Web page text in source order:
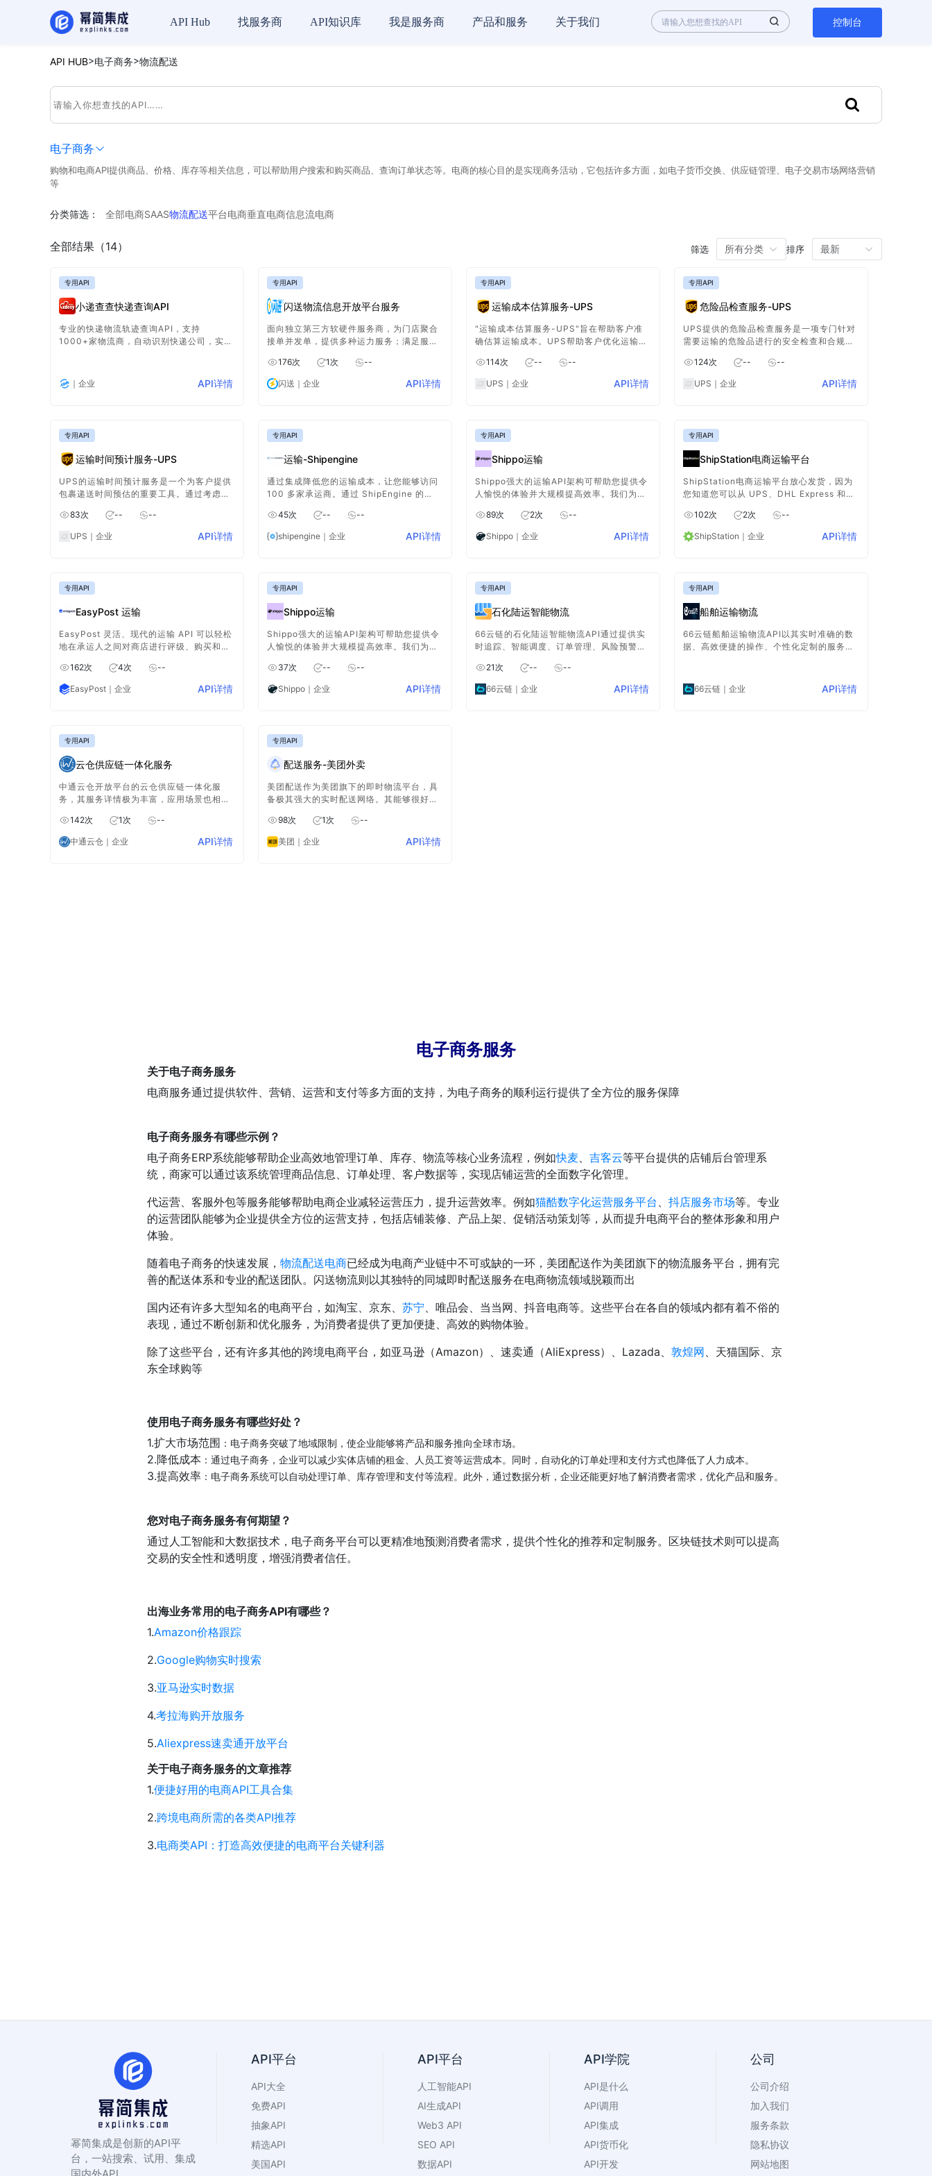
API Hub 找服务商 API知识库 我是服务商 产品和服务 关于我们 控制台
API HUB>电子商务>物流配送
电子商务
购物和电商API提供商品、价格、库存等相关信息，可以帮助用户搜索和购买商品、查询订单状态等。电商的核心目的是实现商务活动，它包括许多方面，如电子货币交换、供应链管理、电子交易市场网络营销
等
分类筛选： 全部电商SAAS物流配送平台电商垂直电商信息流电商
全部结果（14） 筛选 所有分类 排序 最新
专用API
小递查查快递查询API
专业的快递物流轨迹查询API，支持
1000+家物流商，自动识别快递公司，实时
｜企业
API详情
专用API
闪送物流信息开放平台服务
面向独立第三方软硬件服务商，为门店聚合
接单并发单，提供多种运力服务；满足服务
176次 1 次 --
闪送 ｜企业 API详情
专用API
运输成本估算服务-UPS
"运输成本估算服务-UPS"旨在帮助客户准
确估算运输成本。UPS帮助客户优化运输成
户满意度。客户可以通过访问UPS官方网站
或使用UPS提供的API工具来获取运输成本
114次 -- --
UPS ｜企业 API详情
专用API
危险品检查服务-UPS
UPS提供的危险品检查服务是一项专门针对
需要运输的危险品进行的安全检查和合规性
品的运输既安全又合规，同时也为客户提供
了便捷的运输解决方案。
124次 -- --
UPS ｜企业 API详情
专用API
运输时间预计服务-UPS
UPS的运输时间预计服务是一个为客户提供
包裹递送时间预估的重要工具。通过考虑包
择的运输服务类型，为客户提供了一个预计
的交货时间窗口。客户可以更好地规划他们
的物流需求，确保及时交货。
83次 -- --
UPS ｜企业 API详情
专用API
运输-Shipengine
通过集成降低您的运输成本，让您能够访问
100 多家承运商。通过 ShipEngine 的
务，包括但不限于包裹运输、快递服务、国
际运输、多承运人服务选择、跟踪和支付处
理等。
45次 -- --
shipengine ｜企业 API详情
专用API
Shippo运输
Shippo强大的运输API架构可帮助您提供令
人愉悦的体验并大规模提高效率。我们为您
89次 2次 --
Shippo ｜企业 API详情
专用API
ShipStation电商运输平台
ShipStation电商运输平台放心发货，因为
您知道您可以从 UPS、DHL Express 和
扣。超过 130,000 家商家使用
ShipStation 节省更多资金、打印速度更
快、运输时间更少。
102次 2次 --
ShipStation ｜企业 API详情
专用API
EasyPost 运输
EasyPost 灵活、现代的运输 API 可以轻松
地在承运人之间对商店进行评级、购买和打
保。简化您的运输操作，让购物者满意。
162次 4次 --
EasyPost ｜企业 API详情
专用API
Shippo运输
Shippo强大的运输API架构可帮助您提供令
人愉悦的体验并大规模提高效率。我们为您
37次 -- --
Shippo ｜企业 API详情
专用API
石化陆运智能物流
66云链的石化陆运智能物流API通过提供实
时追踪、智能调度、订单管理、风险预警等
面、高效的支持。通过使用该API，用户可
以实现对运输过程的全面掌控和优化，提升
运输效率和质量。
21 次 -- --
66云链 ｜企业 API详情
专用API
船舶运输物流
66云链船舶运输物流API以其实时准确的数
据、高效便捷的操作、个性化定制的服务以
障。66云链 ｜企业 API详情
专用API
云仓供应链一体化服务
中通云仓开放平台的云仓供应链一体化服
务，其服务详情极为丰富，应用场景也相当
应链管理等方面，能为用户提供全面且高效
的一体化解决方案，助力各行业实现更好的
运营与发展。
142次 1 次 --
中通云仓 ｜企业 API详情
专用API
配送服务-美团外卖
美团配送作为美团旗下的即时物流平台，具
备极其强大的实时配送网络。其能够很好地
求，通过该配送服务，可实现高效便捷的物
流配送相关操作，带来优质的服务体验。
98次 1 次 --
美团 ｜企业 API详情
电子商务服务
关于电子商务服务
电商服务通过提供软件、营销、运营和支付等多方面的支持，为电子商务的顺利运行提供了全方位的服务保障
电子商务服务有哪些示例？
电子商务ERP系统能够帮助企业高效地管理订单、库存、物流等核心业务流程，例如快麦、 吉客云等平台提供的店铺后台管理系
统，商家可以通过该系统管理商品信息、订单处理、客户数据等，实现店铺运营的全面数字化管理。
代运营、客服外包等服务能够帮助电商企业减轻运营压力，提升运营效率。例如猫酷数字化运营服务平台 、 抖店服务市场等。 专业
的运营团队能够为企业提供全方位的运营支持，包括店铺装修、产品上架、促销活动策划等，从而提升电商平台的整体形象和用户
体验。
随着电子商务的快速发展， 物流配送电商已经成为电商产业链中不可或缺的一环，美团配送作为美团旗下的物流服务平台，拥有完
善的配送体系和专业的配送团队。闪送物流则以其独特的同城即时配送服务在电商物流领域脱颖而出
国内还有许多大型知名的电商平台，如淘宝、京东、 苏宁、唯品会、当当网、抖音电商等。这些平台在各自的领域内都有着不俗的
表现，通过不断创新和优化服务，为消费者提供了更加便捷、高效的购物体验。
除了这些平台，还有许多其他的跨境电商平台，如亚马逊（Amazon）、速卖通（AliExpress）、Lazada、 敦煌网、天猫国际、京
东全球购等
使用电子商务服务有哪些好处？
1.扩大市场范围 ：电子商务突破了地域限制，使企业能够将产品和服务推向全球市场。
2.降低成本 ：通过电子商务，企业可以减少实体店铺的租金、人员工资等运营成本。同时，自动化的订单处理和支付方式也降低了人力成本。
3.提高效率 ：电子商务系统可以自动处理订单、库存管理和支付等流程。此外，通过数据分析，企业还能更好地了解消费者需求，优化产品和服务。
您对电子商务服务有何期望？
通过人工智能和大数据技术，电子商务平台可以更精准地预测消费者需求，提供个性化的推荐和定制服务。区块链技术则可以提高
交易的安全性和透明度，增强消费者信任。
出海业务常用的电子商务API有哪些？
1.Amazon价格跟踪
2.Google购物实时搜索
3.亚马逊实时数据
4.考拉海购开放服务
5.Aliexpress速卖通开放平台
关于电子商务服务的文章推荐
1.便捷好用的电商API工具合集
2.跨境电商所需的各类API推荐
3.电商类API：打造高效便捷的电商平台关键利器
幂简集成是创新的API平
台，一站搜索、试用、集成
API平台
API大全
免费API
抽象API
精选API
美国API
API平台
人工智能API
AI生成API
Web3 API
SEO API
数据API
API学院
API是什么
API调用
API集成
API货币化
API开发
公司
公司介绍
加入我们
服务条款
隐私协议
网站地图